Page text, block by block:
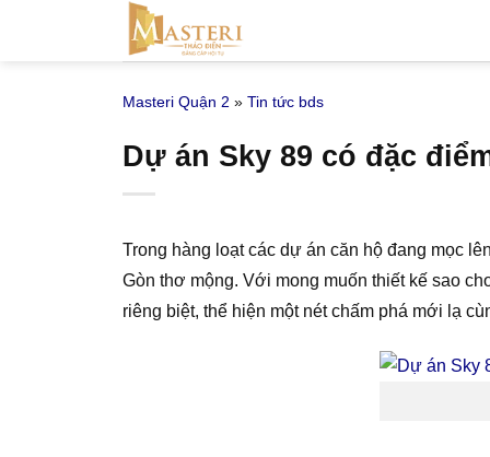
Masteri Quận 2 » Tin tức bds
Dự án Sky 89 có đặc
Trong hàng loạt các dự án căn hộ đang mọc
Gòn thơ mộng. Với mong muốn thiết kế sao
riêng biệt, thể hiện một nét chấm phá mới lạ